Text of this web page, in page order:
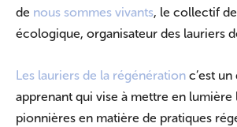
de nous sommes vivants, le collectif
écologique, organisateur des lauriers
Les lauriers de la régénération c’est
apprenant qui vise à mettre en lumière
pionnières en matière de pratiques